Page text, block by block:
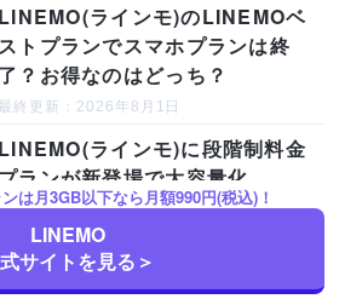
LINEMO(ラインモ)のLINEMOベ
ストプランでスマホプランは終
了？お得なのはどっち？
最終更新：2026年8月1日
LINEMO(ラインモ)に段階制料金
プランが新登場で大容量化。
終更新：2026年7月31日
で本人確認書類がない場
は月3GB以下なら月額990円(税込)！
LINEMO
サイトを見る＞